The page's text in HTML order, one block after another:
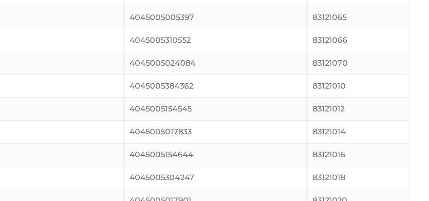
4045005005397 83121065
4045005310552 83121066
4045005024084 83121070
4045005384362 83121010
4045005154545 83121012
4045005017833 83121014
4045005154644 83121016
4045005304247 83121018